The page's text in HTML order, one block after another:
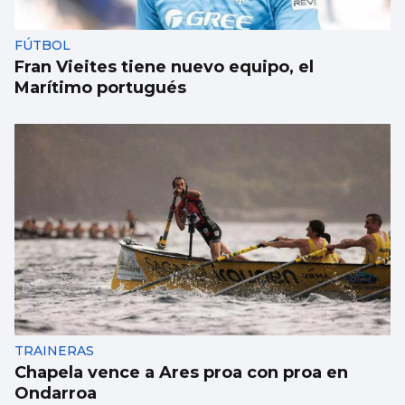
FÚTBOL
Fran Vieites tiene nuevo equipo, el
Marítimo portugués
TRAINERAS
Chapela vence a Ares proa con proa en
Ondarroa